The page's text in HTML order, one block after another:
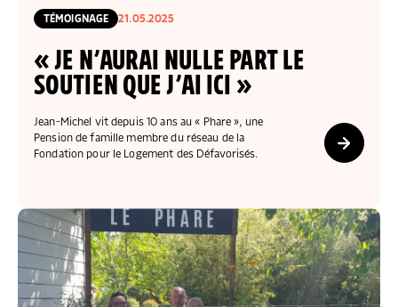
NOS AMIS, PARRAINS ET MARRAINES
NOS ÉVÉNEMENTS
NOUS REJOINDRE
ACCUEILLIR, ACCOMPAGNER, LOGER
DÉFENDRE L’ACCÈS AUX DROITS
DONNER LES MOYENS D’AGIR
RAPPORTS SUR L’ÉTAT DU MAL-LOGEMENT
S’ENGAGER AUTREMENT
FAIRE UN DON IFI
PARTENARIATS ENTREPRISES
RÉDUCTIONS FISCALES
TÉMOIGNAGE 21.05.2025
« JE N’AURAI NULLE PART LE
SOUTIEN QUE J’AI ICI »
Jean-Michel vit depuis 10 ans au « Phare », une
Pension de famille membre du réseau de la
Fondation pour le Logement des Défavorisés.